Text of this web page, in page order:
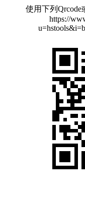
使用下列
https://